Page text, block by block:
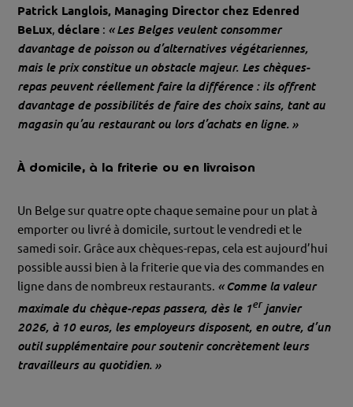
Patrick Langlois, Managing Director chez Edenred
BeLux,déclare : « Les Belges veulent consommer
davantage de poisson ou d’alternatives végétariennes,
mais le prix constitue un obstacle majeur. Les chèques-
repas peuvent réellement faire la différence : ils offrent
davantage de possibilités de faire des choix sains, tant au
magasin qu’au restaurant ou lors d’achats en ligne. »
À domicile, à la friterie ou en livraison
Un Belge sur quatre opte chaque semaine pour un plat à
emporter ou livré à domicile, surtout le vendredi et le
samedi soir. Grâce aux chèques-repas, cela est aujourd’hui
possible aussi bien à la friterie que via des commandes en
ligne dans de nombreux restaurants. « Comme la valeur
maximale du chèque-repas passera, dès le 1er janvier
2026, à 10 euros, les employeurs disposent, en outre, d’un
outil supplémentaire pour soutenir concrètement leurs
travailleurs au quotidien. »